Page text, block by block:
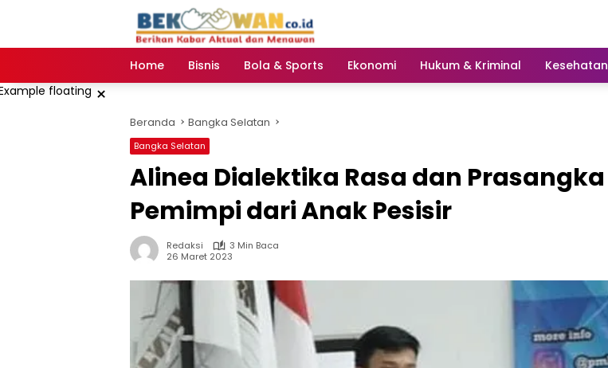
Home
Bisnis Bola & Sports Ekonomi Hukum & Kriminal Kesehatan
×
Beranda Bangka Selatan
Bangka Selatan
Alinea Dialektika Rasa dan Prasangka
Pemimpi dari Anak Pesisir
Redaksi
3 Min Baca
26 Maret 2023